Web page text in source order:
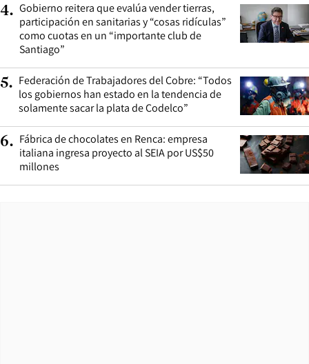
4. Gobierno reitera que evalúa vender tierras,
participación en sanitarias y “cosas ridículas”
como cuotas en un “importante club de
Santiago”
5. Federación de Trabajadores del Cobre: “Todos
los gobiernos han estado en la tendencia de
solamente sacar la plata de Codelco”
6. Fábrica de chocolates en Renca: empresa
italiana ingresa proyecto al SEIA por US$50
millones